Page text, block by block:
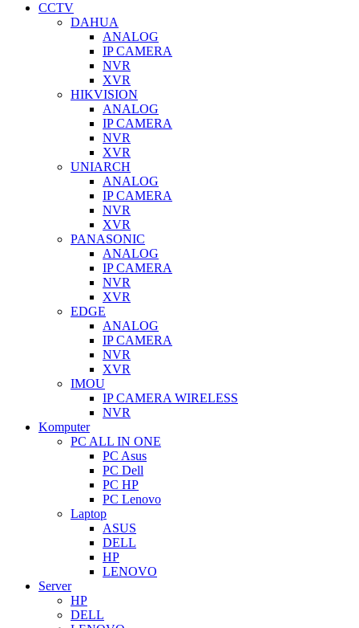
CCTV
DAHUA
ANALOG
IP CAMERA
NVR
XVR
HIKVISION
ANALOG
IP CAMERA
NVR
XVR
UNIARCH
ANALOG
IP CAMERA
NVR
XVR
PANASONIC
ANALOG
IP CAMERA
NVR
XVR
EDGE
ANALOG
IP CAMERA
NVR
XVR
IMOU
IP CAMERA WIRELESS
NVR
Komputer
PC ALL IN ONE
PC Asus
PC Dell
PC HP
PC Lenovo
Laptop
ASUS
DELL
HP
LENOVO
Server
HP
DELL